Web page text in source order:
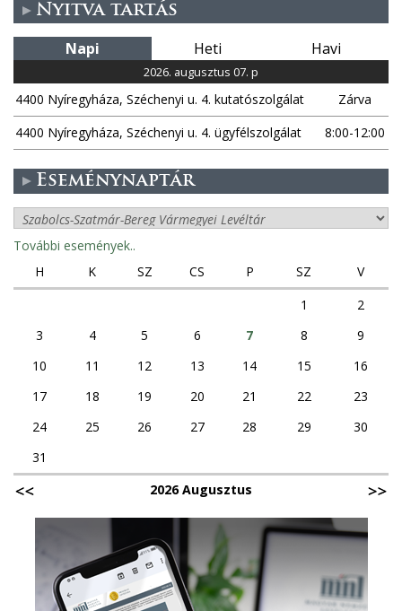
Nyitva tartás
Napi Heti Havi
2026. augusztus 07. p
4400 Nyíregyháza, Széchenyi u. 4. kutatószolgálat
Zárva
4400 Nyíregyháza, Széchenyi u. 4. ügyfélszolgálat
8:00-12:00
Eseménynaptár
További események..
H
K SZ CS P SZ
V
1
2
3
4 5 6 7 8
9
10
11 12 13 14 15
16
17
18 19 20 21 22
23
24
25 26 27 28 29
30
31
2026 Augusztus